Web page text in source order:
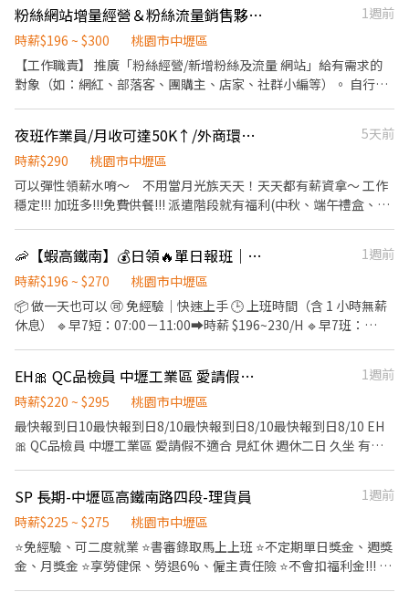
夜市時薪250元 🚇 交通：中壢火車站商圈，公車轉乘方便，下課下
班順路上工。 班表上沒有列出的夜市或場地也能報名嗎？當然可
以！ 只要您有想去的夜市、商圈或適合演出的地點，歡迎主動洽
詢，我們都可以為您協調排班，讓您在最熟悉、最方便的地方工
自由」。 ・新手友善機制：擔心體力不支？沒關係！新人可先報名
1～2 小時嘗試看看，確認適應後再開始長期排班。 ・天天有場次：
隨時都有機會。 ・邊賺錢邊健身：適合愛活動、想瘦身的夥伴。穿
著可愛布偶裝與民眾互動，成就感滿分。 ・大方展現自我：只要您
覺得可愛，跳舞、揮手、搞怪、拍照互動都大受歡迎。 📋 招募說明
・合作模式：歡迎短期體驗、長期穩定合作。 ・新手試作：初次報
開朗、喜歡小孩、體力耐力佳者。 ・可跨場次排班者優先（一週能
配合 3 天以上尤佳）。 ・布偶裝、道具、飲水公司全部提供，自己
不用準備任何東西，也不用先付任何費用。 ・全台皆有團隊：桃城
義演團服務範圍涵蓋全台灣。除了北北基桃，中彰雲嘉南、高屏亦
有據點，歡迎各地夥伴加入或介紹朋友！ 📝 面試怎麼進行 面試就在
夜市現場，只需要配合 1 個小時，不用整場，當天就能看到實際工
作的樣子，覺得合適再繼續排班，不勉強。
粉絲網站增量經營＆粉絲流量銷售夥伴（彈性排班／無經驗可／高獎金）
1週前
時薪$196 ~ $300
桃園市中壢區
【工作職責】 推廣「粉絲經營/新增粉絲及流量 網站」給有需求的
對象（如：網紅、部落客、團購主、店家、社群小編等）。 自行規
公司，時段自行安排。 📌 薪資待遇 計算方式： 時薪制，成交即可
獲得15%高額分潤（詳細分潤比例面議）。 適合對象： 尋求額外收
入的學生、上班族。 想兼顧家庭與工作的自由工作者。
夜班作業員/月收可達50K↑/外商環境、工作穩定訂單多/周休日班/可日周領
5天前
時薪$290
桃園市中壢區
可以彈性領薪水唷～ 不用當月光族天天！天天都有薪資拿～ 工作
穩定!!! 加班多!!!免費供餐!!! 派遣階段就有福利(中秋、端午禮盒、年
依照SOP進行電子產品組裝、檢驗、包裝等作業。 2.填寫生產報表
以追蹤生產產出 【工作薪資】 (1.)時薪210， (2.)下夜班後享: 夜班
津貼450/日，夜點費200/日(當日工時須滿6H)。 **常態配合加班內
部平均實領薪約可達50K以上** 【工作時間】 20:30-05:30 *需先至
此為派遣職缺,有機會轉正 / 轉正薪資福利優渥~ *名額有限快來應徵
報名 ★★★★★★★★ 求職窗口 ★★★★★★★★ 加L.I.N.E快速回
名及電話
🦐【蝦高鐵南】💰日領🔥單日報班｜✅快速上手｜🉑無經驗
1週前
時薪$196 ~ $270
桃園市中壢區
📦 做一天也可以 🉑 免經驗｜快速上手 🕒 上班時間（含 1 小時無薪
休息） 🔹早7短：07:00－11:00➡️時薪 $196~230/H 🔹早7班：
作業 📍上班地點 高鐵南倉｜桃園市中壢區高鐵南路四段
▬▬▬▬▬▬【📲 快速報名】▬▬▬▬▬▬ ❤️𝑳𝒊𝒏𝒆 𝑰𝑫：
【0965330514 】明熙-Lisa 麗莎專員 留言 ✅ 職缺截圖 ✅ 一對一專
人協助報名 💬 不強迫推銷｜不使用話術 🤝 誠信回覆｜有問必答
EH🎀 QC品檢員 中壢工業區 愛請假不適合 見紅休 週休二日久坐 有經驗者優先
1週前
時薪$220 ~ $295
桃園市中壢區
最快報到日10最快報到日8/10最快報到日8/10最快報到日8/10 EH
🎀 QC品檢員 中壢工業區 愛請假不適合 見紅休 週休二日 久坐 有經
工作你快來~🎀 👍碳纖維複合材料檢查、測量 👍中壢工業區穩定工
作 👍時薪早班$220 👍可日領/週領 👍靜電服 👍周邊停車方便 👍中午
外出用餐 👍👍👍👍👍【求職最快速 每天都面試!】👍👍👍👍👍 ❤
【工作地點】：桃園市中壢區西園路(中壢工業區) ❤【工作內容】
SP 長期-中壢區高鐵南路四段-理貨員
1週前
時薪$225 ~ $275
桃園市中壢區
⭐️免經驗、可二度就業 ⭐️書審錄取馬上上班 ⭐️不定期單日獎金、週獎
金、月獎金 ⭐️享勞健保、勞退6%、僱主責任險 ⭐️不會扣福利金!!! ⭐️